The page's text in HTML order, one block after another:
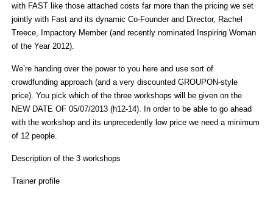
with FAST like those attached costs far more than the pricing we set
jointly with Fast and its dynamic Co-Founder and Director, Rachel
Treece, Impactory Member (and recently nominated Inspiring Woman
of the Year 2012).
We’re handing over the power to you here and use sort of
crowdfunding approach (and a very discounted GROUPON-style
price). You pick which of the three workshops will be given on the
NEW DATE OF 05/07/2013 (h12-14). In order to be able to go ahead
with the workshop and its unprecedently low price we need a minimum
of 12 people.
Description of the 3 workshops
Trainer profile